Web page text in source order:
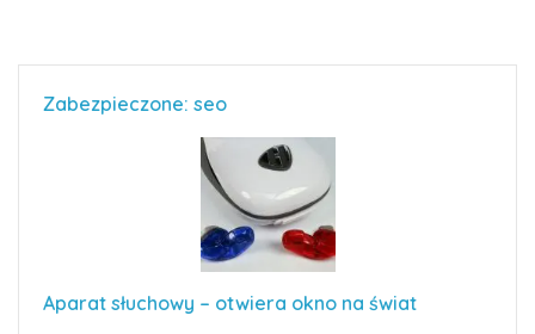
Zabezpieczone: seo
Aparat słuchowy – otwiera okno na świat